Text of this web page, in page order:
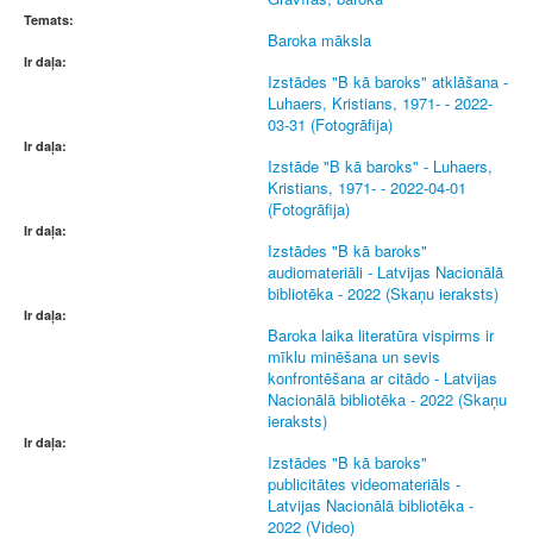
Temats:
Baroka māksla
Ir daļa:
Izstādes "B kā baroks" atklāšana -
Luhaers, Kristians, 1971- - 2022-
03-31 (Fotogrāfija)
Ir daļa:
Izstāde "B kā baroks" - Luhaers,
Kristians, 1971- - 2022-04-01
(Fotogrāfija)
Ir daļa:
Izstādes "B kā baroks"
audiomateriāli - Latvijas Nacionālā
bibliotēka - 2022 (Skaņu ieraksts)
Ir daļa:
Baroka laika literatūra vispirms ir
mīklu minēšana un sevis
konfrontēšana ar citādo - Latvijas
Nacionālā bibliotēka - 2022 (Skaņu
ieraksts)
Ir daļa:
Izstādes "B kā baroks"
publicitātes videomateriāls -
Latvijas Nacionālā bibliotēka -
2022 (Video)